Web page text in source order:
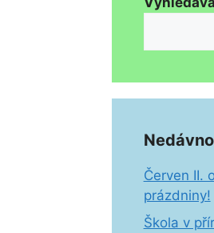
Červen II.
prázdniny!
Škola v